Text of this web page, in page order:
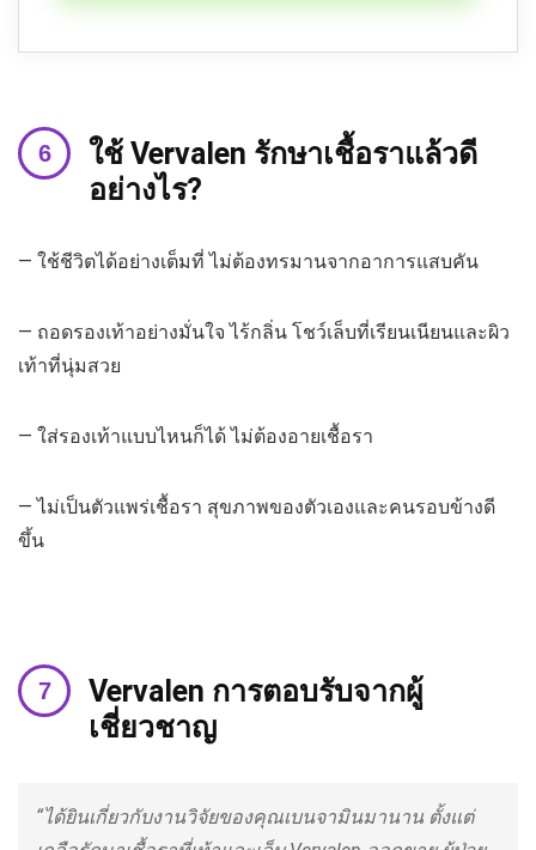
ใช้ Vervalen รักษาเชื้อราแล้วดี
อย่างไร?
— ใช้ชีวิตได้อย่างเต็มที่ ไม่ต้องทรมานจากอาการแสบคัน
— ถอดรองเท้าอย่างมั่นใจ ไร้กลิ่น โชว์เล็บที่เรียนเนียนและผิว
เท้าที่นุ่มสวย
— ใส่รองเท้าแบบไหนก็ได้ ไม่ต้องอายเชื้อรา
— ไม่เป็นตัวแพร่เชื้อรา สุขภาพของตัวเองและคนรอบข้างดี
ขึ้น
Vervalen การตอบรับจากผู้
เชี่ยวชาญ
“ได้ยินเกี่ยวกับงานวิจัยของคุณเบนจามินมานาน ตั้งแต่